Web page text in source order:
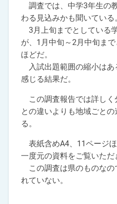
調査では、中学3年生の
わる見込みかも聞いている
3月上旬までとしている
が、1月中旬～2月中旬ま
ほどだ。
入試出題範囲の縮小はあ
感じる結果だ。
この調査報告では詳しく
との違いよりも地域ごと
る。
表紙含めA4、11ページ
一度元の資料をご覧いただ
この調査は県のものなの
れていない。